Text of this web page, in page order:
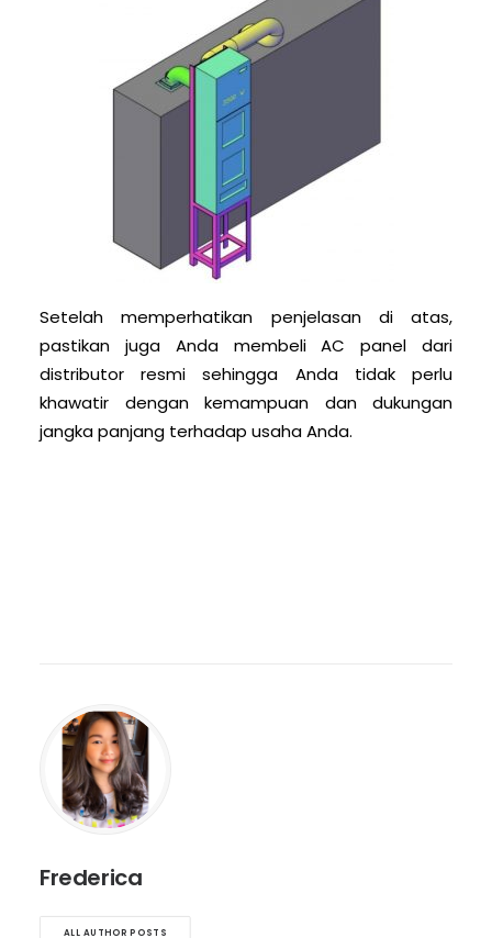
Setelah memperhatikan penjelasan di atas,
pastikan juga Anda membeli AC panel dari
distributor resmi sehingga Anda tidak perlu
khawatir dengan kemampuan dan dukungan
jangka panjang terhadap usaha Anda.
Frederica
ALL AUTHOR POSTS